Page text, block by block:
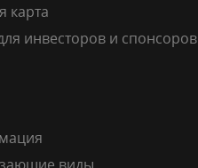
карта
инвесторов и спонсоров